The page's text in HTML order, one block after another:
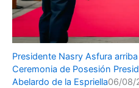
Presidente Nasry Asfura
Ceremonia de Posesión
Abelardo de la Espriella06/08/